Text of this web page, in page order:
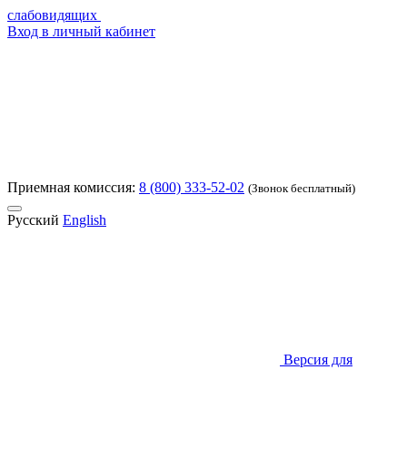
слабовидящих
Вход в личный кабинет
Приемная комиссия: 8 (800) 333-52-02 (Звонок бесплатный)
Русский English
Версия для